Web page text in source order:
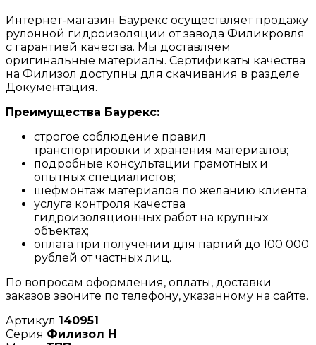
Интернет-магазин Баурекс осуществляет продажу
рулонной гидроизоляции от завода Филикровля
с гарантией качества. Мы доставляем
оригинальные материалы. Сертификаты качества
на Филизол доступны для скачивания в разделе
Документация.
Преимущества Баурекс:
строгое соблюдение правил
транспортировки и хранения материалов;
подробные консультации грамотных и
опытных специалистов;
шефмонтаж материалов по желанию клиента;
услуга контроля качества
гидроизоляционных работ на крупных
объектах;
оплата при получении для партий до 100 000
рублей от частных лиц.
По вопросам оформления, оплаты, доставки
заказов звоните по телефону, указанному на сайте.
Артикул 140951
Серия Филизол Н